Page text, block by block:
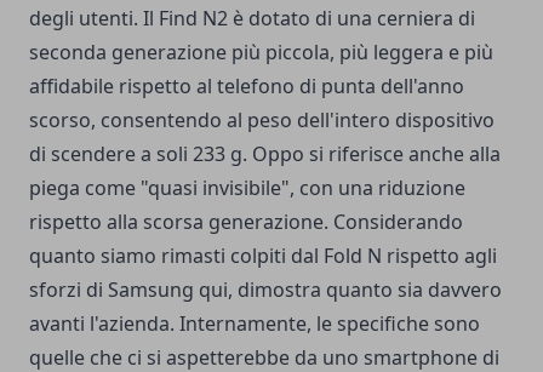
degli utenti. Il Find N2 è dotato di una cerniera di
seconda generazione più piccola, più leggera e più
affidabile rispetto al telefono di punta dell'anno
scorso, consentendo al peso dell'intero dispositivo
di scendere a soli 233 g. Oppo si riferisce anche alla
piega come "quasi invisibile", con una riduzione
rispetto alla scorsa generazione. Considerando
quanto siamo rimasti colpiti dal Fold N rispetto agli
sforzi di Samsung qui, dimostra quanto sia davvero
avanti l'azienda. Internamente, le specifiche sono
quelle che ci si aspetterebbe da uno smartphone di